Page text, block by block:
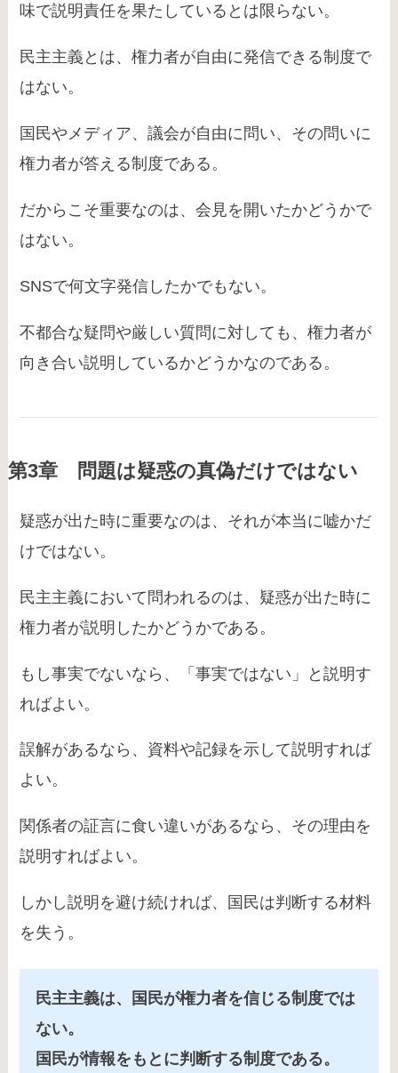
味で説明責任を果たしているとは限らない。
民主主義とは、権力者が自由に発信できる制度で
はない。
国民やメディア、議会が自由に問い、その問いに
権力者が答える制度である。
だからこそ重要なのは、会見を開いたかどうかで
はない。
SNSで何文字発信したかでもない。
不都合な疑問や厳しい質問に対しても、権力者が
向き合い説明しているかどうかなのである。
第3章 問題は疑惑の真偽だけではない
疑惑が出た時に重要なのは、それが本当に嘘かだ
けではない。
民主主義において問われるのは、疑惑が出た時に
権力者が説明したかどうかである。
もし事実でないなら、「事実ではない」と説明す
ればよい。
誤解があるなら、資料や記録を示して説明すれば
よい。
関係者の証言に食い違いがあるなら、その理由を
説明すればよい。
しかし説明を避け続ければ、国民は判断する材料
を失う。
民主主義は、国民が権力者を信じる制度では
ない。
国民が情報をもとに判断する制度である。